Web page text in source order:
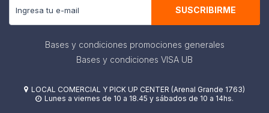
SUSCRIBIRME
Bases y condiciones promociones generales
Bases y condiciones VISA UB
 LOCAL COMERCIAL Y PICK UP CENTER (Arenal Grande 1763)
 Lunes a viernes de 10 a 18.45 y sábados de 10 a 14hs.